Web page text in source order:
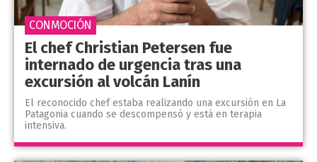
El chef Christian Petersen fue
internado de urgencia tras una
excursión al volcán Lanín
El reconocido chef estaba realizando una excursión en La
Patagonia cuando se descompensó y está en terapia
intensiva.
CONMOCIÓN